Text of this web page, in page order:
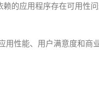
的应用程序存在可用
性能、用户满意度和